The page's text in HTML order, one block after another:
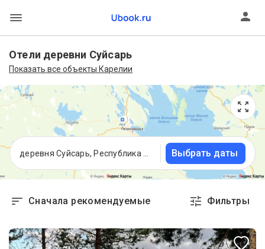
Отели деревни Суйсарь
Показать все объекты Карелии
Выбрать даты
Сначала рекомендуемые Фильтры